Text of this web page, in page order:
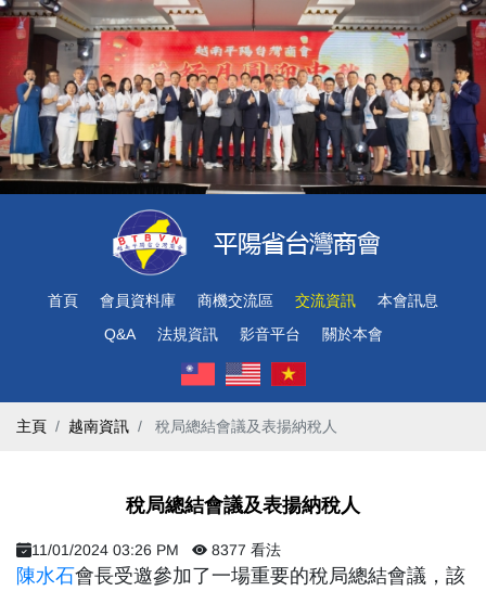
首頁 會員資料庫 商機交流區 交流資訊
本會訊息
Q&A
法規資訊 影音平台 關於本會
主頁 越南資訊 ​ 稅局總結會議及表揚納稅人 ​
​ 稅局總結會議及表揚納稅人 ​
11/01/2024 03:26 PM 8377 看法
陳水石會長受邀參加了一場重要的稅局總結會議，該